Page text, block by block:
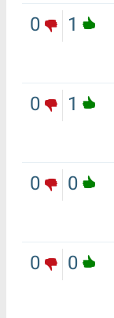
1
0
1
0
0
0
0
0